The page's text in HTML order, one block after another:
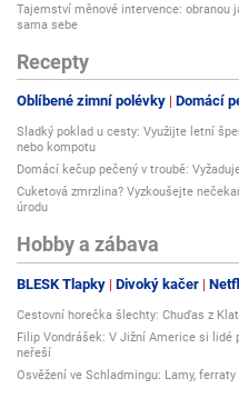
Tajemství měnové intervence: obranou
sama sebe
Recepty
Oblíbené zimní polévky Domácí
Sladký poklad u cesty: Využijte letní
nebo kompotu
Domácí kečup pečený v troubě:
Cuketová zmrzlina? Vyzkoušejte
úrodu
Hobby a zábava
BLESK Tlapky Divoký kačer
Cestovní horečka šlechty: Chuďas z
Filip Vondrášek: V Jižní Americe si
neřeší
Osvěžení ve Schladmingu: Lamy,